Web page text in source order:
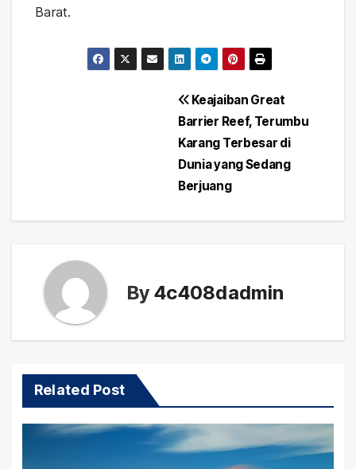
Barat.
Keajaiban Great
Barrier Reef, Terumbu
Karang Terbesar di
Dunia yang Sedang
Berjuang
By 4c408dadmin
Related Post